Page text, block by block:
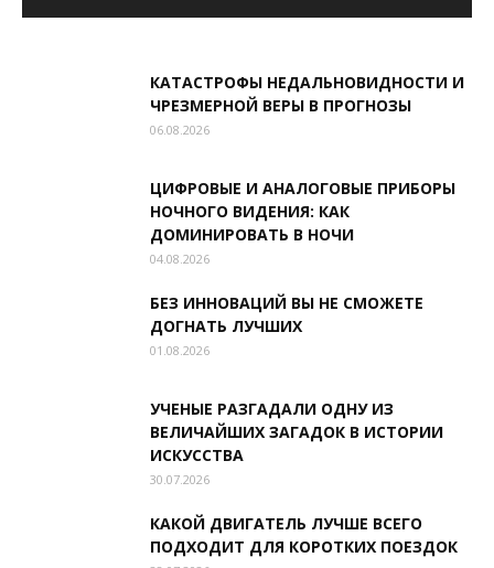
КАТАСТРОФЫ НЕДАЛЬНОВИДНОСТИ И
ЧРЕЗМЕРНОЙ ВЕРЫ В ПРОГНОЗЫ
06.08.2026
ЦИФРОВЫЕ И АНАЛОГОВЫЕ ПРИБОРЫ
НОЧНОГО ВИДЕНИЯ: КАК
ДОМИНИРОВАТЬ В НОЧИ
04.08.2026
БЕЗ ИННОВАЦИЙ ВЫ НЕ СМОЖЕТЕ
ДОГНАТЬ ЛУЧШИХ
01.08.2026
УЧЕНЫЕ РАЗГАДАЛИ ОДНУ ИЗ
ВЕЛИЧАЙШИХ ЗАГАДОК В ИСТОРИИ
ИСКУССТВА
30.07.2026
КАКОЙ ДВИГАТЕЛЬ ЛУЧШЕ ВСЕГО
ПОДХОДИТ ДЛЯ КОРОТКИХ ПОЕЗДОК